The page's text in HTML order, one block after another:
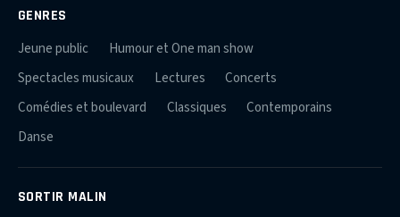
GENRES
Jeune public
Humour et One man show
Spectacles musicaux
Lectures
Concerts
Comédies et boulevard
Classiques
Contemporains
Danse
SORTIR MALIN